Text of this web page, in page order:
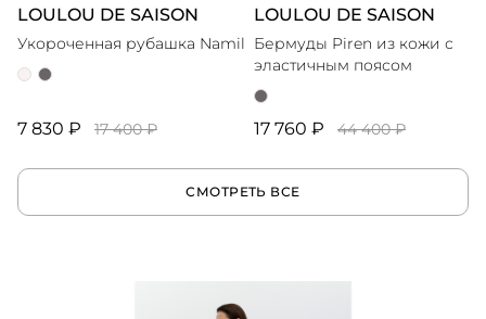
LOULOU DE SAISON
Укороченная рубашка Namil
7 830 ₽ 17 400 ₽
LOULOU DE SAISON
Бермуды Piren из кожи с
эластичным поясом
17 760 ₽ 44 400 ₽
СМОТРЕТЬ ВСЕ